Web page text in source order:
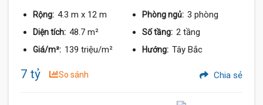
Rộng: 4.3 m x 12 m Phòng ngủ: 3 phòng
Diện tích: 48.7 m² Số tầng: 2 tầng
Giá/m²: 139 triệu/m² Hướng: Tây Bắc
7 tỷ So sánh Chia sẻ